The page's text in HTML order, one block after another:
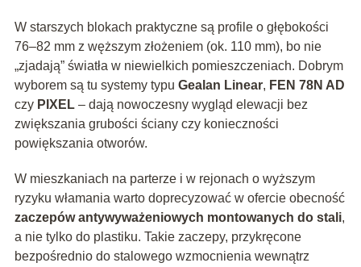
W starszych blokach praktyczne są profile o głębokości
76–82 mm z węższym złożeniem (ok. 110 mm), bo nie
„zjadają” światła w niewielkich pomieszczeniach. Dobrym
wyborem są tu systemy typu Gealan Linear, FEN 78N AD
czy PIXEL– dają nowoczesny wygląd elewacji bez
zwiększania grubości ściany czy konieczności
powiększania otworów.
W mieszkaniach na parterze i w rejonach o wyższym
ryzyku włamania warto doprecyzować w ofercie obecność
zaczepów antywyważeniowych montowanych do stali,
a nie tylko do plastiku. Takie zaczepy, przykręcone
bezpośrednio do stalowego wzmocnienia wewnątrz